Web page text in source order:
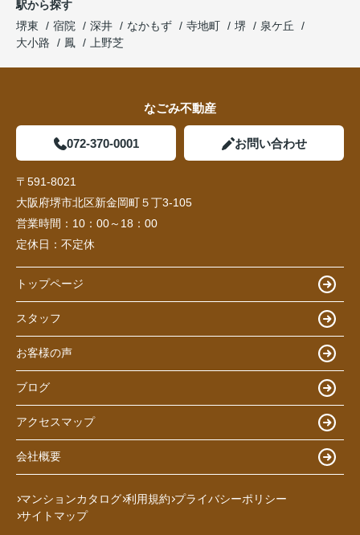
駅から探す
堺東
宿院 深井 なかもず 寺地町 堺
泉ケ丘
大小路
鳳 上野芝
なごみ不動産
072-370-0001 お問い合わせ
〒591-8021
大阪府堺市北区新金岡町５丁3-105
営業時間： 10：00～18：00
定休日： 不定休
トップページ
スタッフ
お客様の声
ブログ
アクセスマップ
会社概要
マンションカタログ 利用規約 プライバシーポリシー
サイトマップ